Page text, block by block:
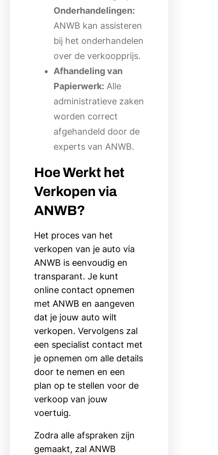
Onderhandelingen:
ANWB kan assisteren
bij het onderhandelen
over de verkoopprijs.
Afhandeling van
Papierwerk: Alle
administratieve zaken
worden correct
afgehandeld door de
experts van ANWB.
Hoe Werkt het
Verkopen via
ANWB?
Het proces van het
verkopen van je auto via
ANWB is eenvoudig en
transparant. Je kunt
online contact opnemen
met ANWB en aangeven
dat je jouw auto wilt
verkopen. Vervolgens zal
een specialist contact met
je opnemen om alle details
door te nemen en een
plan op te stellen voor de
verkoop van jouw
voertuig.
Zodra alle afspraken zijn
gemaakt, zal ANWB